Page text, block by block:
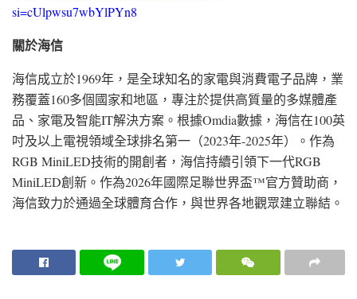
si=cUlpwsu7wbYlPYn8
關於海信
海信成立於1969年，是全球知名的家電與消費電子品牌，業
務覆蓋160多個國家和地區，專注於提供高質量的多媒體產
品、家電及智能IT解決方案。根據Omdia數據，海信在100英
吋及以上電視領域全球排名第一（2023年-2025年）。作為
RGB MiniLED技術的開創者，海信持續引領下一代RGB
MiniLED創新。作為2026年國際足聯世界盃™官方贊助商，
海信致力於通過全球體育合作，與世界各地觀眾建立聯結。